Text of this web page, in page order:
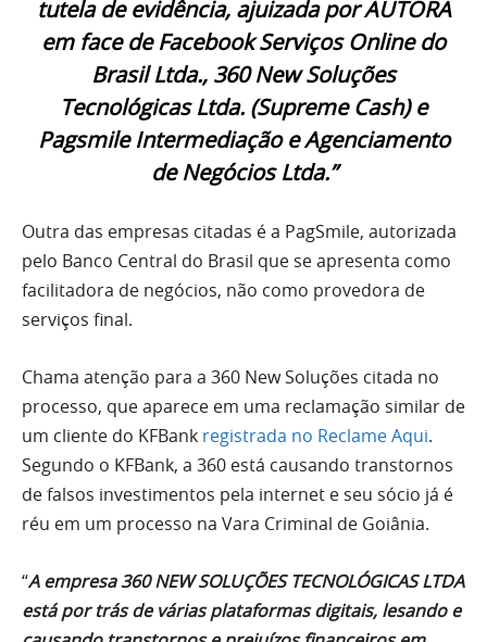
tutela de evidência, ajuizada por AUTORA
em face de Facebook Serviços Online do
Brasil Ltda., 360 New Soluções
Tecnológicas Ltda. (Supreme Cash) e
Pagsmile Intermediação e Agenciamento
de Negócios Ltda.”
Outra das empresas citadas é a PagSmile, autorizada
pelo Banco Central do Brasil que se apresenta como
facilitadora de negócios, não como provedora de
serviços final.
Chama atenção para a 360 New Soluções citada no
processo, que aparece em uma reclamação similar de
um cliente do KFBank registrada no Reclame Aqui.
Segundo o KFBank, a 360 está causando transtornos
de falsos investimentos pela internet e seu sócio já é
réu em um processo na Vara Criminal de Goiânia.
“A empresa 360 NEW SOLUÇÕES TECNOLÓGICAS LTDA
está por trás de várias plataformas digitais, lesando e